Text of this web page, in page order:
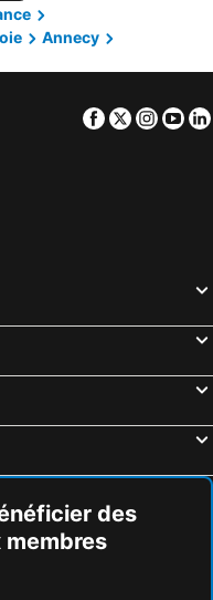
Annecy
Facebook
Twitter
des